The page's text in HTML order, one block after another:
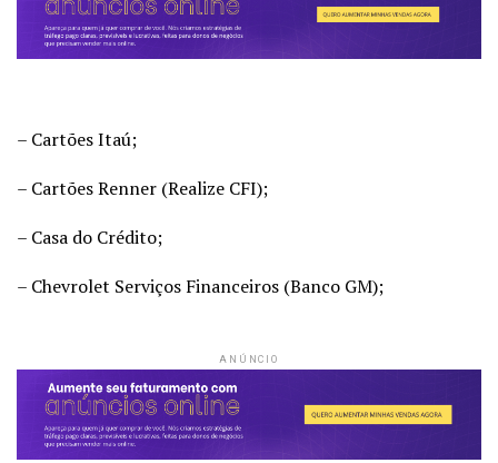
– Cartões Itaú;
– Cartões Renner (Realize CFI);
– Casa do Crédito;
– Chevrolet Serviços Financeiros (Banco GM);
ANÚNCIO